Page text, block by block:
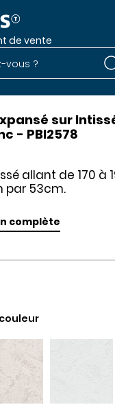
magasins
de vente
le site
sur
- PBI2578
allant de 170 à
par 53cm.
complète